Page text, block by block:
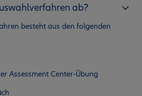
ab?
besteht aus den folgenden
Assessment Center-Übung